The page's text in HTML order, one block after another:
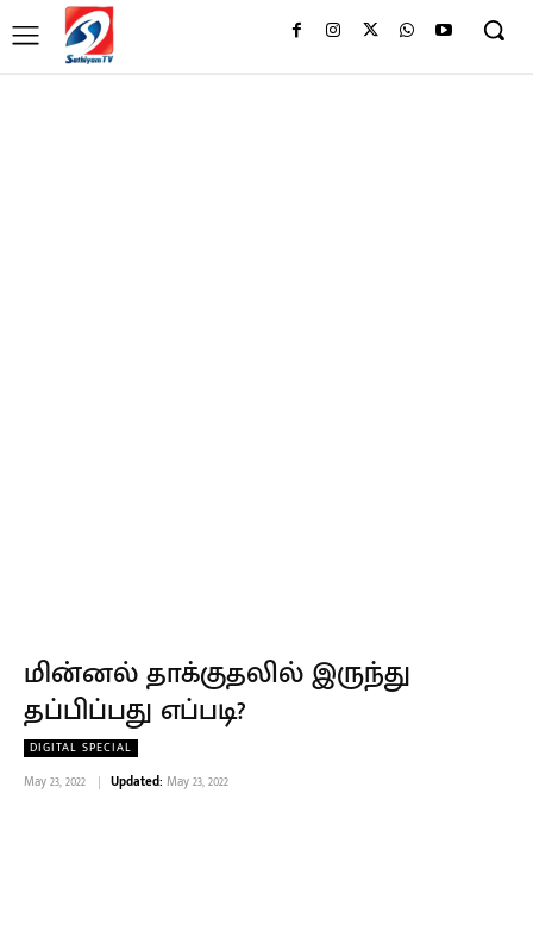
மின்னல் தாக்குதலில் இருந்து
தப்பிப்பது எப்படி?
DIGITAL SPECIAL
May 23, 2022 Updated: May 23, 2022